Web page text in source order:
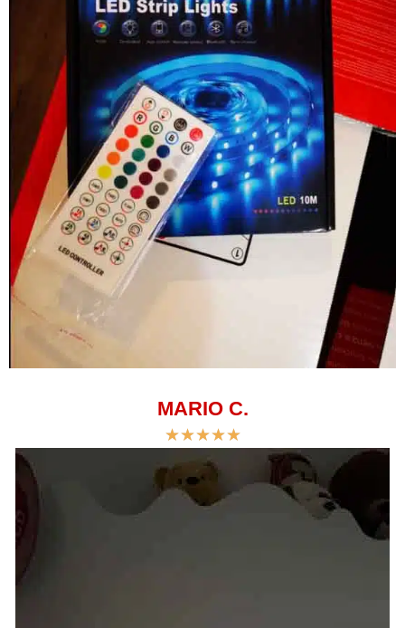
MARIO C.
★★★★★